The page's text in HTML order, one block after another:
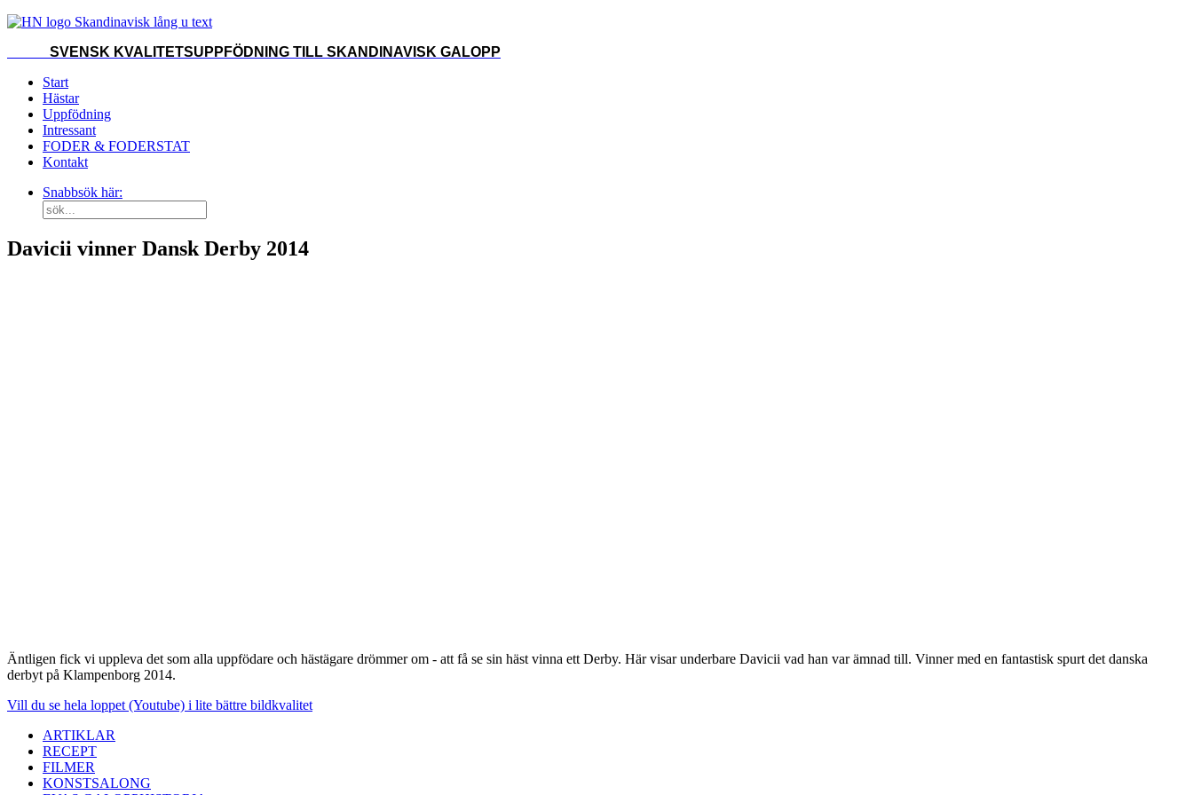
SVENSK KVALITETSUPPFÖDNING TILL SKANDINAVISK GALOPP
Start
Hästar
Uppfödning
Intressant
FODER & FODERSTAT
Kontakt
Snabbsök här:
Davicii vinner Dansk Derby 2014
Äntligen fick vi uppleva det som alla uppfödare och hästägare drömmer om - att få se sin häst vinna ett Derby. Här visar underbare Davicii vad han var ämnad till. Vinner med en fantastisk spurt det danska
derbyt på Klampenborg 2014.
Vill du se hela loppet (Youtube) i lite bättre bildkvalitet
ARTIKLAR
RECEPT
FILMER
KONSTSALONG